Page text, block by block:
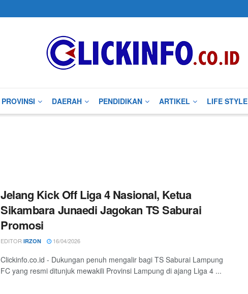
PROVINSI DAERAH PENDIDIKAN ARTIKEL LIFE STYLE
Jelang Kick Off Liga 4 Nasional, Ketua
Sikambara Junaedi Jagokan TS Saburai
Promosi
EDITOR IRZON 16/04/2026
Clickinfo.co.id - Dukungan penuh mengalir bagi TS Saburai Lampung
FC yang resmi ditunjuk mewakili Provinsi Lampung di ajang Liga 4 ...